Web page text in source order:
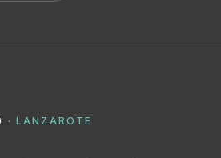
· LANZAROTE